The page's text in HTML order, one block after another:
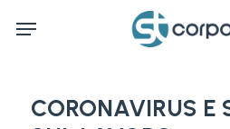
Menu
CORONAVIRUS E